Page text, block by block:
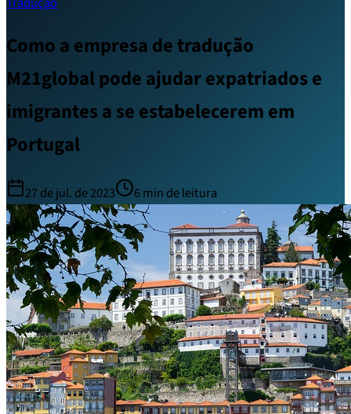
Como a empresa de tradução
M21global pode ajudar expatriados e
imigrantes a se estabelecerem em
Portugal
27 de jul. de 2023 6min de leitura